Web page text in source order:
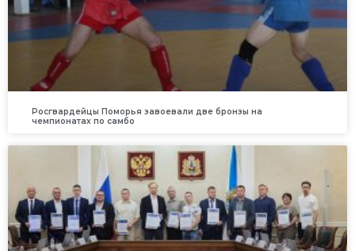
Росгвардейцы Поморья завоевали две бронзы на
чемпионатах по самбо